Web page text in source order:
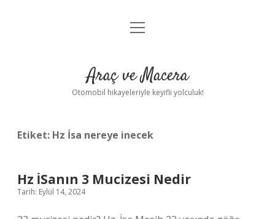
Anasayfa
Yasal Uyarı
menüyü
Araç ve Macera
Otomobil hikayeleriyle keyifli yolculuk!
Etiket: Hz İsa nereye inecek
Hz İSanın 3 Mucizesi Nedir
Tarih: Eylül 14, 2024